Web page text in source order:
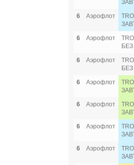
6
Аэрофлот
6
Аэрофлот
6
Аэрофлот
6
Аэрофлот
6
Аэрофлот
6
Аэрофлот
6
Аэрофлот